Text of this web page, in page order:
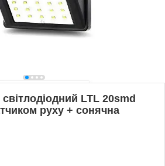
LTL 20smd
руху + сонячна